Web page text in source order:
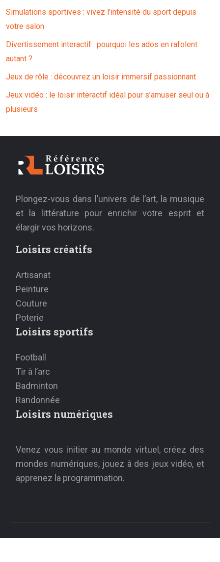
Simulations sportives : vivez l’intensité du sport depuis
votre salon
Divertissement interactif : pourquoi les ados en rafolent
autant ?
Jeux de rôle : découvrez un loisir immersif passionnant
Jeux vidéo : le loisir interactif idéal pour s’amuser seul ou à
plusieurs
Plongez-vous dans l’univers de l’art, la musique
et la littérature pour enrichir votre esprit et
élargir vos horizons.
Loisirs créatifs
Artisanat
Peinture
Couture
Poterie
Loisirs sportifs
Football
Tir à l’arc
Badminton
Randonnée
Loisirs numériques
Venez vous initier au monde virtuel, créez des
mondes numériques, jouez à des jeux vidéo, et
apprenez la programmation.